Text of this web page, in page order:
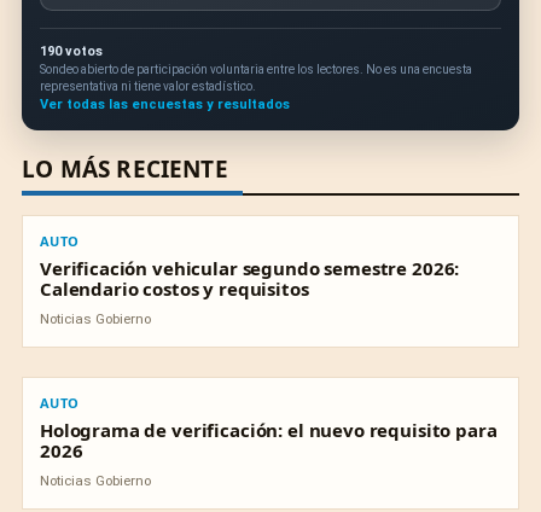
190 votos
Sondeo abierto de participación voluntaria entre los lectores. No es una encuesta
representativa ni tiene valor estadístico.
Ver todas las encuestas y resultados
LO MÁS RECIENTE
AUTO
Verificación vehicular segundo semestre 2026:
Calendario costos y requisitos
Noticias Gobierno
AUTO
Holograma de verificación: el nuevo requisito para
2026
Noticias Gobierno